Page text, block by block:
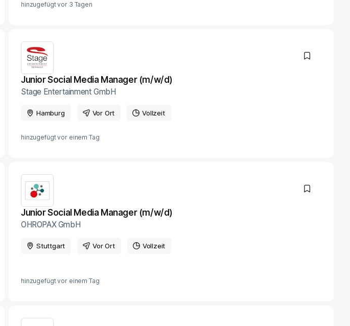
hinzugefügt vor 3 Tagen
Junior Social Media Manager (m/w/d)
Stage Entertainment GmbH
Hamburg Vor Ort Vollzeit
hinzugefügt vor einem Tag
Junior Social Media Manager (m/w/d)
OHROPAX GmbH
Stuttgart Vor Ort Vollzeit
hinzugefügt vor einem Tag